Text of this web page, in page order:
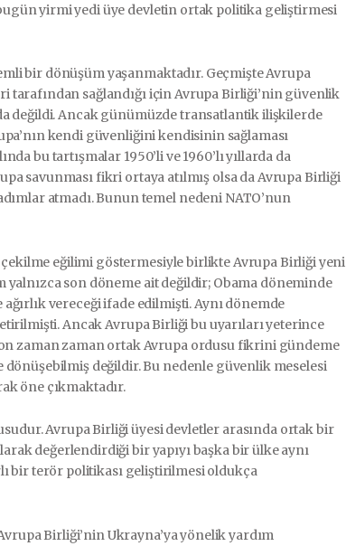
yirmi yedi üye devletin ortak politika geliştirmesi
bir dönüşüm yaşanmaktadır. Geçmişte Avrupa
sağlandığı için Avrupa Birliği’nin güvenlik
değildi. Ancak günümüzde transatlantik ilişkilerde
kendi güvenliğini kendisinin sağlaması
bu tartışmalar 1950’li ve 1960’lı yıllarda da
savunması fikri ortaya atılmış olsa da Avrupa Birliği
atmadı. Bunun temel nedeni NATO’nun
eğilimi göstermesiyle birlikte Avrupa Birliği yeni
yalnızca son döneme ait değildir; Obama döneminde
vereceği ifade edilmişti. Aynı dönemde
Ancak Avrupa Birliği bu uyarıları yeterince
zaman zaman ortak Avrupa ordusu fikrini gündeme
değildir. Bu nedenle güvenlik meselesi
öne çıkmaktadır.
Avrupa Birliği üyesi devletler arasında ortak bir
değerlendirdiği bir yapıyı başka bir ülke aynı
bir terör politikası geliştirilmesi oldukça
Birliği’nin Ukrayna’ya yönelik yardım